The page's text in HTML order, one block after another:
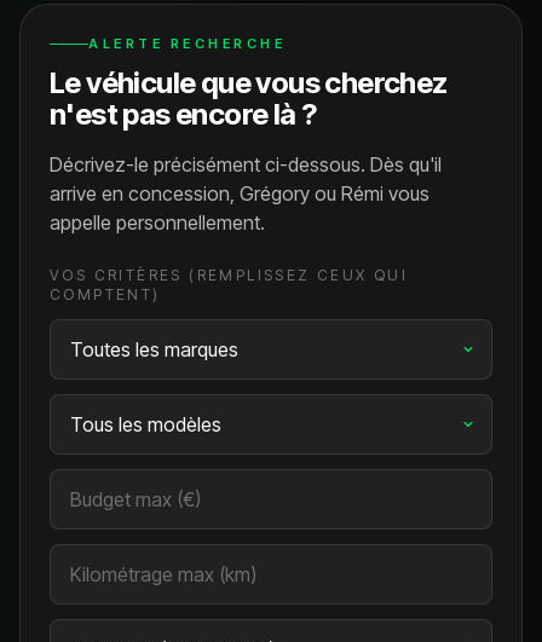
ALERTE RECHERCHE
Le véhicule que vous cherchez
n'est pas encore là ?
Décrivez-le précisément ci-dessous. Dès qu'il
arrive en concession, Grégory ou Rémi vous
appelle personnellement.
VOS CRITÈRES (REMPLISSEZ CEUX QUI
COMPTENT)